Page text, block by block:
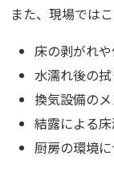
また、現場では
床の剥がれ
水濡れ後の
換気設備の
結露による
厨房の環境